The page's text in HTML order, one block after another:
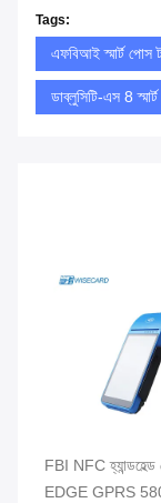
Tags:
এফবিআই স্মার্ট পোস
ডাব্লুসিটি-এস 8 স্মার্ট
FBI NFC হ্যান্ডহেল্ড
EDGE GPRS